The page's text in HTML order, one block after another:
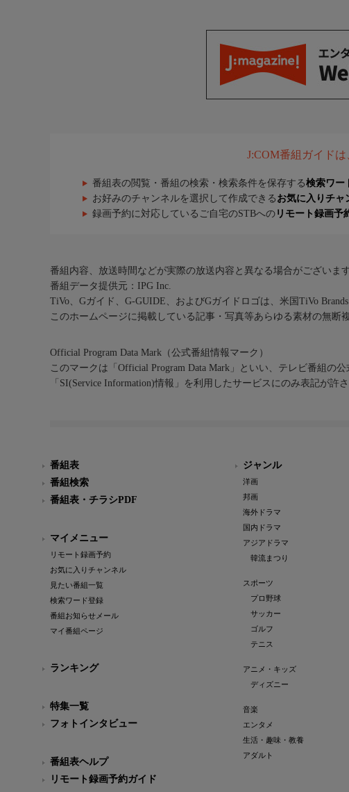
U-NEXT：https://t.unext.jp/r/tv-tokyo_pr
広告付き無料配信サービス「TVer」などで見逃し配信！
★見逃しを防ぐ便利な「お気に入り登録」をお願いします★
この番組は、ＢＳテレ東（２Ｋ）放送番組を４Ｋにアップ
J:COM番組ガイド
番組表の閲覧・番組の検索・検索条件を保存する検索ワー
お好みのチャンネルを選択して作成できる お気に入りチャ
録画予約に対応しているご自宅のSTBへの リモート録画予
番組内容、放送時間などが実際の放送内容と異なる場合がございます
番組データ提供元：IPG Inc.
TiVo、Gガイド、G-GUIDE、およびGガイドロゴは、米国TiVo
このホームページに掲載している記事・写真等あらゆる素材の無断
Official Program Data Mark（公式番組情報マーク）
このマークは「Official Program Data Mark」といい、テレビ番組の
「SI(Service Information)情報」を利用したサービスにのみ表記が許
番組表
番組検索
番組表・チラシPDF
マイメニュー
リモート録画予約
お気に入りチャンネル
見たい番組一覧
検索ワード登録
番組お知らせメール
マイ番組ページ
ランキング
特集一覧
フォトインタビュー
番組表ヘルプ
リモート録画予約ガイド
ジャンル
洋画
邦画
海外ドラマ
国内ドラマ
アジアドラマ
韓流まつり
スポーツ
プロ野球
サッカー
ゴルフ
テニス
アニメ・キッズ
ディズニー
音楽
エンタメ
生活・趣味・教養
アダルト